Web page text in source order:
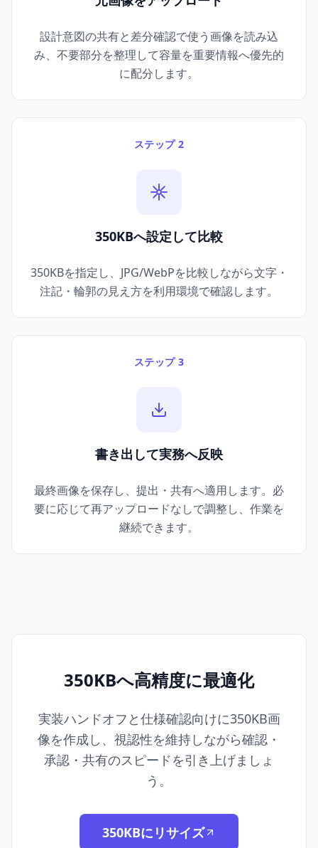
設計意図の共有と差分確認で使う画像を読み込
み、不要部分を整理して容量を重要情報へ優先的
に配分します。
ステップ 2
350KBへ設定して比較
350KBを指定し、JPG/WebPを比較しながら文字・
注記・輪郭の見え方を利用環境で確認します。
ステップ 3
書き出して実務へ反映
最終画像を保存し、提出・共有へ適用します。必
要に応じて再アップロードなしで調整し、作業を
継続できます。
350KBへ高精度に最適化
実装ハンドオフと仕様確認向けに350KB画
像を作成し、視認性を維持しながら確認・
承認・共有のスピードを引き上げましょ
う。
350KBにリサイズ